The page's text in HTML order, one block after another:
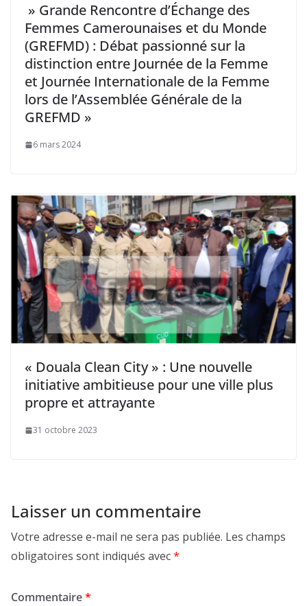
» Grande Rencontre d’Échange des
Femmes Camerounaises et du Monde
(GREFMD) : Débat passionné sur la
distinction entre Journée de la Femme
et Journée Internationale de la Femme
lors de l’Assemblée Générale de la
GREFMD »
6 mars 2024
« Douala Clean City » : Une nouvelle
initiative ambitieuse pour une ville plus
propre et attrayante
31 octobre 2023
Laisser un commentaire
Votre adresse e-mail ne sera pas publiée. Les champs
obligatoires sont indiqués avec*
Commentaire*